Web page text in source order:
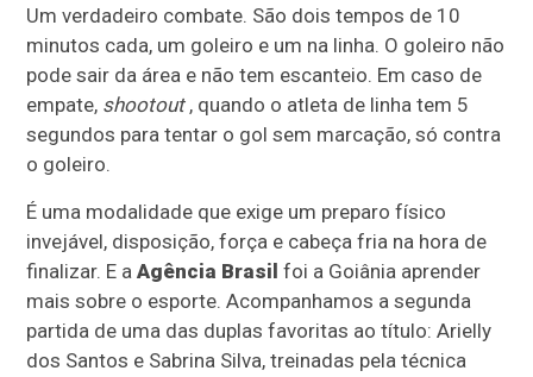
Um verdadeiro combate. São dois tempos de 10
minutos cada, um goleiro e um na linha. O goleiro não
pode sair da área e não tem escanteio. Em caso de
empate, shootout, quando o atleta de linha tem 5
segundos para tentar o gol sem marcação, só contra
o goleiro.
É uma modalidade que exige um preparo físico
invejável, disposição, força e cabeça fria na hora de
finalizar. E aAgência Brasil foi a Goiânia aprender
mais sobre o esporte. Acompanhamos a segunda
partida de uma das duplas favoritas ao título: Arielly
dos Santos e Sabrina Silva, treinadas pela técnica